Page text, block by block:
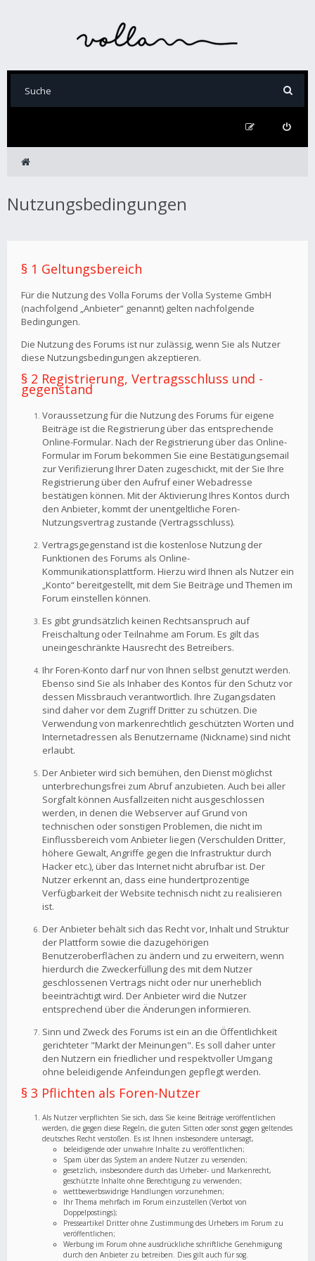
Nutzungsbedingungen
§ 1 Geltungsbereich
Für die Nutzung des Volla Forums der Volla Systeme GmbH
(nachfolgend „Anbieter“ genannt) gelten nachfolgende
Bedingungen.
Die Nutzung des Forums ist nur zulässig, wenn Sie als Nutzer
diese Nutzungsbedingungen akzeptieren.
§ 2 Registrierung, Vertragsschluss und -
gegenstand
Voraussetzung für die Nutzung des Forums für eigene
Beiträge ist die Registrierung über das entsprechende
Online-Formular. Nach der Registrierung über das Online-
Formular im Forum bekommen Sie eine Bestätigungsemail
zur Verifizierung Ihrer Daten zugeschickt, mit der Sie Ihre
Registrierung über den Aufruf einer Webadresse
bestätigen können. Mit der Aktivierung Ihres Kontos durch
den Anbieter, kommt der unentgeltliche Foren-
Nutzungsvertrag zustande (Vertragsschluss).
Vertragsgegenstand ist die kostenlose Nutzung der
Funktionen des Forums als Online-
Kommunikationsplattform. Hierzu wird Ihnen als Nutzer ein
„Konto“ bereitgestellt, mit dem Sie Beiträge und Themen im
Forum einstellen können.
Es gibt grundsätzlich keinen Rechtsanspruch auf
Freischaltung oder Teilnahme am Forum. Es gilt das
uneingeschränkte Hausrecht des Betreibers.
Ihr Foren-Konto darf nur von Ihnen selbst genutzt werden.
Ebenso sind Sie als Inhaber des Kontos für den Schutz vor
dessen Missbrauch verantwortlich. Ihre Zugangsdaten
sind daher vor dem Zugriff Dritter zu schützen. Die
Verwendung von markenrechtlich geschützten Worten und
Internetadressen als Benutzername (Nickname) sind nicht
erlaubt.
Der Anbieter wird sich bemühen, den Dienst möglichst
unterbrechungsfrei zum Abruf anzubieten. Auch bei aller
Sorgfalt können Ausfallzeiten nicht ausgeschlossen
werden, in denen die Webserver auf Grund von
technischen oder sonstigen Problemen, die nicht im
Einflussbereich vom Anbieter liegen (Verschulden Dritter,
höhere Gewalt, Angriffe gegen die Infrastruktur durch
Hacker etc.), über das Internet nicht abrufbar ist. Der
Nutzer erkennt an, dass eine hundertprozentige
Verfügbarkeit der Website technisch nicht zu realisieren
ist.
Der Anbieter behält sich das Recht vor, Inhalt und Struktur
der Plattform sowie die dazugehörigen
Benutzeroberflächen zu ändern und zu erweitern, wenn
hierdurch die Zweckerfüllung des mit dem Nutzer
geschlossenen Vertrags nicht oder nur unerheblich
beeinträchtigt wird. Der Anbieter wird die Nutzer
entsprechend über die Änderungen informieren.
Sinn und Zweck des Forums ist ein an die Öffentlichkeit
gerichteter "Markt der Meinungen". Es soll daher unter
den Nutzern ein friedlicher und respektvoller Umgang
ohne beleidigende Anfeindungen gepflegt werden.
§ 3 Pflichten als Foren-Nutzer
Als Nutzer verpflichten Sie sich, dass Sie keine Beiträge veröffentlichen
werden, die gegen diese Regeln, die guten Sitten oder sonst gegen geltendes
deutsches Recht verstoßen. Es ist Ihnen insbesondere untersagt,
beleidigende oder unwahre Inhalte zu veröffentlichen;
Spam über das System an andere Nutzer zu versenden;
gesetzlich, insbesondere durch das Urheber- und Markenrecht,
geschützte Inhalte ohne Berechtigung zu verwenden;
wettbewerbswidrige Handlungen vorzunehmen;
Ihr Thema mehrfach im Forum einzustellen (Verbot von
Doppelpostings);
Presseartikel Dritter ohne Zustimmung des Urhebers im Forum zu
veröffentlichen;
Werbung im Forum ohne ausdrückliche schriftliche Genehmigung
durch den Anbieter zu betreiben. Dies gilt auch für sog.